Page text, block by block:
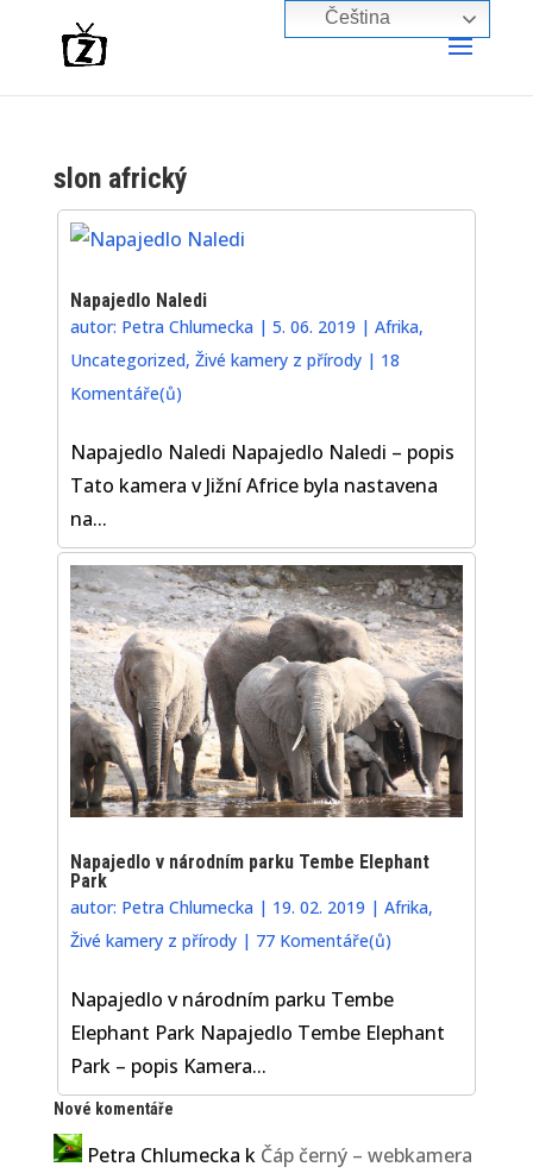
slon africký
Napajedlo Naledi
autor: Petra Chlumecka |5. 06. 2019 |Afrika,
Uncategorized,Živé kamery z přírody | 18
Komentáře(ů)
Napajedlo Naledi Napajedlo Naledi – popis
Tato kamera v Jižní Africe byla nastavena
na...
Napajedlo v národním parku Tembe Elephant
Park
autor: Petra Chlumecka | 19. 02. 2019 |Afrika,
Živé kamery z přírody | 77 Komentáře(ů)
Napajedlo v národním parku Tembe
Elephant Park Napajedlo Tembe Elephant
Park – popis Kamera...
Nové komentáře
Petra Chlumecka k Čáp černý – webkamera
Čeština‎